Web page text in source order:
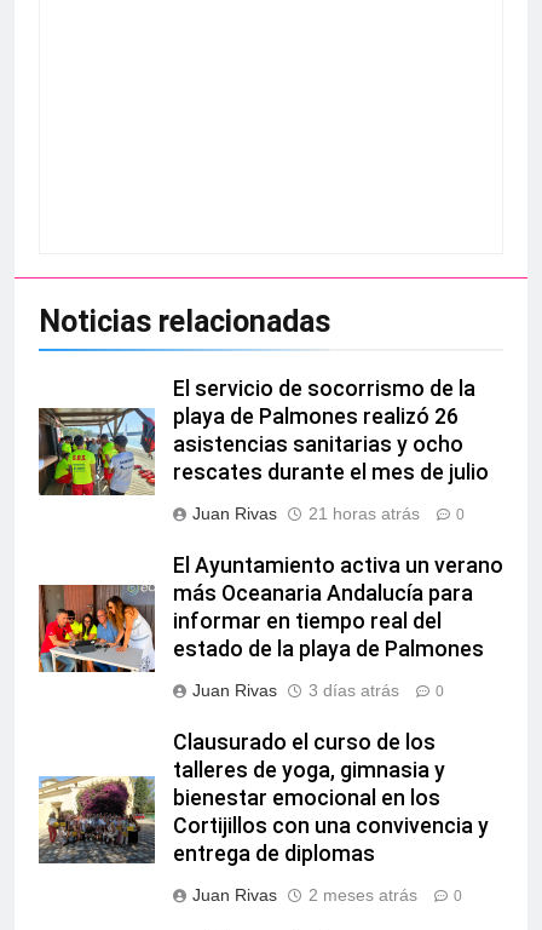
Noticias relacionadas
El servicio de socorrismo de la
playa de Palmones realizó 26
asistencias sanitarias y ocho
rescates durante el mes de julio
Juan Rivas 21 horas atrás 0
El Ayuntamiento activa un verano
más Oceanaria Andalucía para
informar en tiempo real del
estado de la playa de Palmones
Juan Rivas 3 días atrás 0
Clausurado el curso de los
talleres de yoga, gimnasia y
bienestar emocional en los
Cortijillos con una convivencia y
entrega de diplomas
Juan Rivas 2 meses atrás 0